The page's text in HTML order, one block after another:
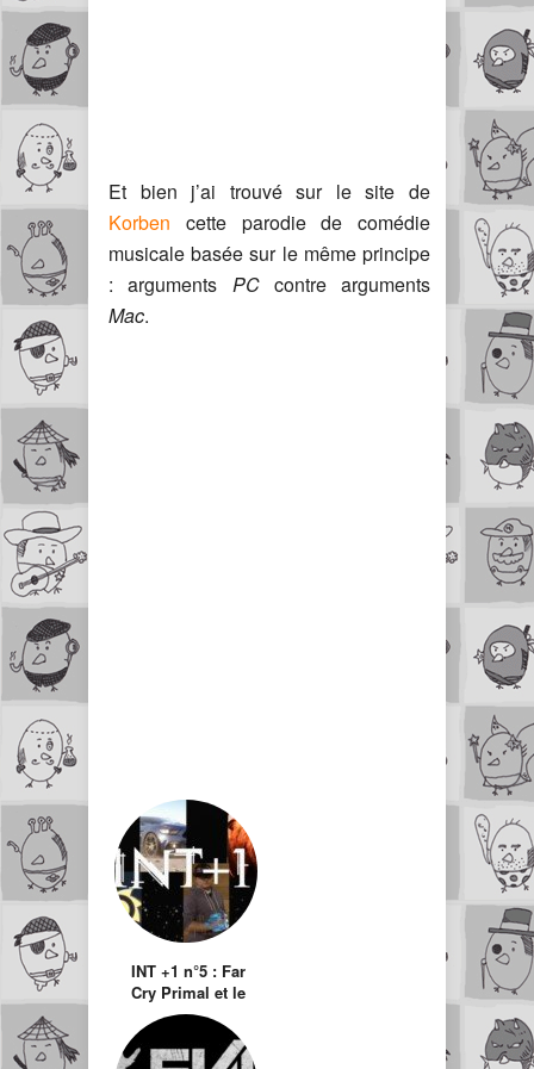
Et bien j’ai trouvé sur le site de
Korben cette parodie de comédie
musicale basée sur le même principe
: arguments PCcontre arguments
Mac.
INT +1 n°5 : Far
Cry Primal et le
fiasco Tony Hawk
Proskater 5